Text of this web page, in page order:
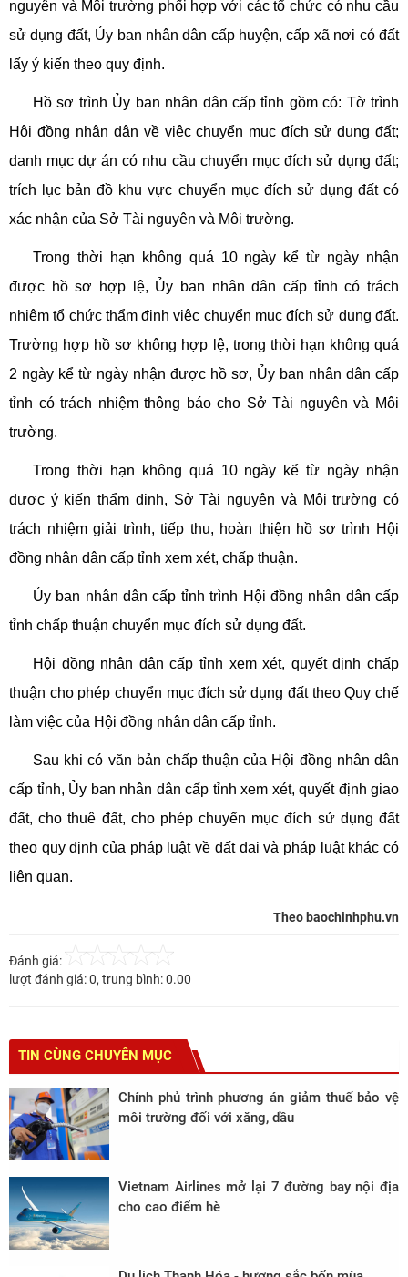
nguyên và Môi trường phối hợp với các tổ chức có nhu cầu
sử dụng đất, Ủy ban nhân dân cấp huyện, cấp xã nơi có đất
lấy ý kiến theo quy định.
Hồ sơ trình Ủy ban nhân dân cấp tỉnh gồm có: Tờ trình
Hội đồng nhân dân về việc chuyển mục đích sử dụng đất;
danh mục dự án có nhu cầu chuyển mục đích sử dụng đất;
trích lục bản đồ khu vực chuyển mục đích sử dụng đất có
xác nhận của Sở Tài nguyên và Môi trường.
Trong thời hạn không quá 10 ngày kể từ ngày nhận
được hồ sơ hợp lệ, Ủy ban nhân dân cấp tỉnh có trách
nhiệm tổ chức thẩm định việc chuyển mục đích sử dụng đất.
Trường hợp hồ sơ không hợp lệ, trong thời hạn không quá
2 ngày kể từ ngày nhận được hồ sơ, Ủy ban nhân dân cấp
tỉnh có trách nhiệm thông báo cho Sở Tài nguyên và Môi
trường.
Trong thời hạn không quá 10 ngày kể từ ngày nhận
được ý kiến thẩm định, Sở Tài nguyên và Môi trường có
trách nhiệm giải trình, tiếp thu, hoàn thiện hồ sơ trình Hội
đồng nhân dân cấp tỉnh xem xét, chấp thuận.
Ủy ban nhân dân cấp tỉnh trình Hội đồng nhân dân cấp
tỉnh chấp thuận chuyển mục đích sử dụng đất.
Hội đồng nhân dân cấp tỉnh xem xét, quyết định chấp
thuận cho phép chuyển mục đích sử dụng đất theo Quy chế
làm việc của Hội đồng nhân dân cấp tỉnh.
Sau khi có văn bản chấp thuận của Hội đồng nhân dân
cấp tỉnh, Ủy ban nhân dân cấp tỉnh xem xét, quyết định giao
đất, cho thuê đất, cho phép chuyển mục đích sử dụng đất
theo quy định của pháp luật về đất đai và pháp luật khác có
liên quan.
Theo baochinhphu.vn
Đánh giá:
lượt đánh giá:0, trung bình:0.00
TIN CÙNG CHUYÊN MỤC
Chính phủ trình phương án giảm thuế bảo vệ
môi trường đối với xăng, dầu
Vietnam Airlines mở lại 7 đường bay nội địa
cho cao điểm hè